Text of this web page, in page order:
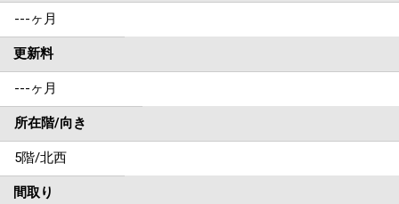
---ヶ月
更新料
---ヶ月
所在階/向き
5階/北西
間取り